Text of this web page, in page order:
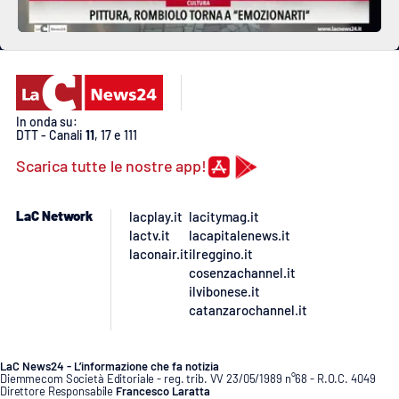
In onda su:
DTT - Canali 11, 17 e 111
Scarica tutte le nostre app!
LaC Network
lacplay.it
lactv.it
laconair.it
lacitymag.it
lacapitalenews.it
ilreggino.it
cosenzachannel.it
ilvibonese.it
catanzarochannel.it
LaC News24 - L’informazione che fa notizia
Diemmecom Società Editoriale - reg. trib. VV 23/05/1989 n°68 - R.O.C. 4049
Direttore Responsabile Francesco Laratta